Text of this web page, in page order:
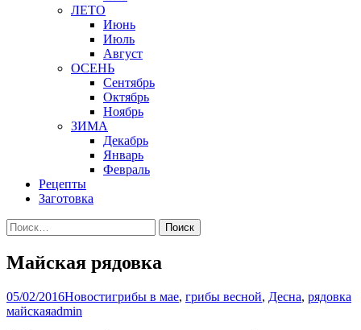
ЛЕТО
Июнь
Июль
Август
ОСЕНЬ
Сентябрь
Октябрь
Ноябрь
ЗИМА
Декабрь
Январь
Февраль
Рецепты
Заготовка
Найти:
Майская рядовка
05/02/2016Новостигрибы в мае, грибы весной, Десна, рядовка
майскаяadmin